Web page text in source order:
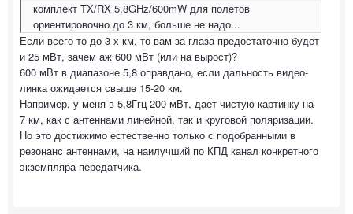
комплект TX/RX 5,8GHz/600mW для полётов
ориентировочно до 3 км, больше не надо...
Если всего-то до 3-х км, то вам за глаза предостаточно будет
и 25 мВт, зачем аж 600 мВт (или на вырост)?
600 мВт в диапазоне 5,8 оправдано, если дальность видео-
линка ожидается свыше 15-20 км.
Например, у меня в 5,8Ггц 200 мВт, даёт чистую картинку на
7 км, как с антеннами линейной, так и круговой поляризации.
Но это достижимо естественно только с подобранными в
резонанс антеннами, на наилучший по КПД канал конкретного
экземпляра передатчика.